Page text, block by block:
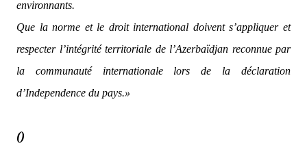
environnants.
Que la norme et le droit international doivent s’appliquer et
respecter l’intégrité territoriale de l’Azerbaïdjan reconnue par
la communauté internationale lors de la déclaration
d’Independence du pays.»
()